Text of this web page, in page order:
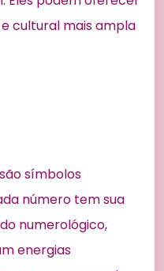
cultural mais ampla
símbolos
número tem sua
numerológico,
energias